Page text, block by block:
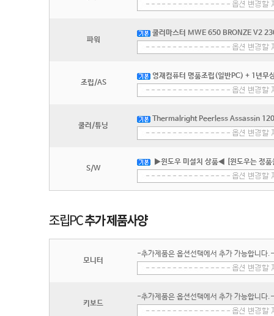
파워
쿨러마스터 MWE 650 BRONZE V2
조립/AS
영재컴퓨터 명품조립(일반PC) + 1년무
쿨러/튜닝
Thermalright Peerless Assassin
S/W
▶윈도우 미설치 상품◀ [윈도우는 정
모니터
-추가제품은 옵션선택에서 추가 가능합니다.-
키보드
-추가제품은 옵션선택에서 추가 가능합니다.-